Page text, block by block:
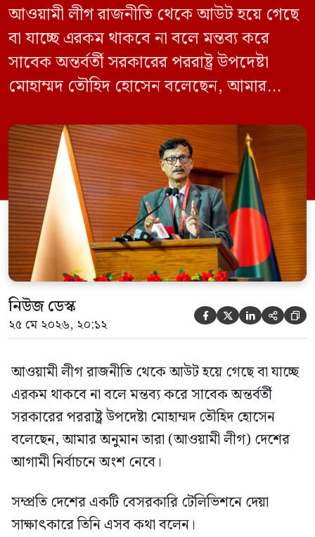
আওয়ামী লীগ রাজনীতি থেকে আউট হয়ে গেছে
বা যাচ্ছে এরকম থাকবে না বলে মন্তব্য করে
সাবেক অন্তর্বর্তী সরকারের পররাষ্ট্র উপদেষ্টা
মোহাম্মদ তৌহিদ হোসেন বলেছেন, আমার
নির্বাচনে অংশ নেবে। সম্প্রতি দেশের একটি
বেসরকারি টেলিভিশনে দেয়া সাক্ষাৎকারে তিনি
এসব কথা বলেন। আওয়ামী লীগ সরকারের সময়
হওয়া অত্যাচার-নিপীড়ন মানুষ ভুলে যাবে এমন
[…]
নিউজ ডেস্ক
২৫ মে ২০২৬, ২০:১২     
আওয়ামী লীগ রাজনীতি থেকে আউট হয়ে গেছে বা যাচ্ছে
এরকম থাকবে না বলে মন্তব্য করে সাবেক অন্তর্বর্তী
সরকারের পররাষ্ট্র উপদেষ্টা মোহাম্মদ তৌহিদ হোসেন
বলেছেন, আমার অনুমান তারা (আওয়ামী লীগ) দেশের
আগামী নির্বাচনে অংশ নেবে।
সম্প্রতি দেশের একটি বেসরকারি টেলিভিশনে দেয়া
সাক্ষাৎকারে তিনি এসব কথা বলেন।